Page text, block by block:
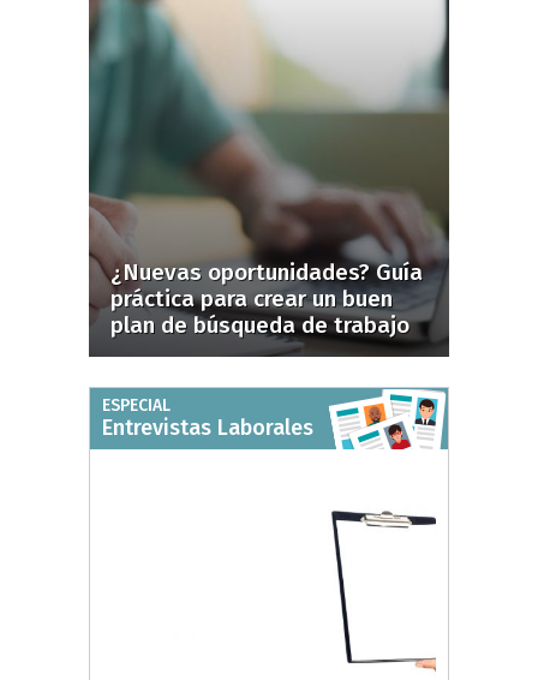
¿Nuevas oportunidades? Guía
práctica para crear un buen
plan de búsqueda de trabajo
ESPECIAL
Entrevistas Laborales